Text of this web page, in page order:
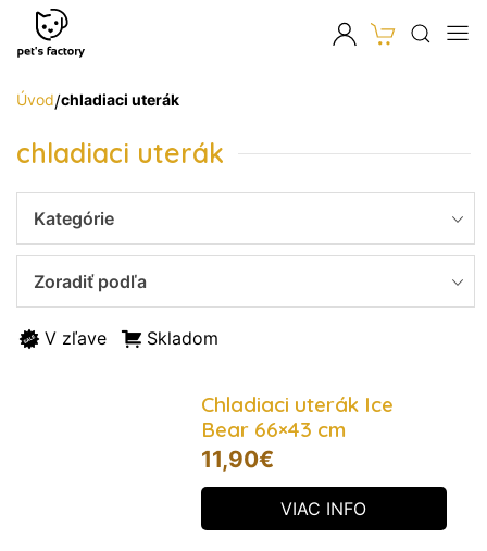
Úvod/chladiaci uterák
chladiaci uterák
Kategórie
Zoradiť podľa
V zľave Skladom
Chladiaci uterák Ice
Bear 66×43 cm
11,90€
VIAC INFO